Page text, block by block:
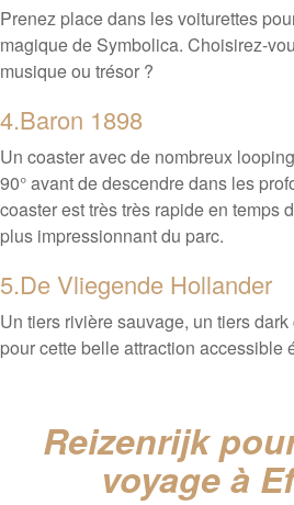
Prenez place dans les voiturettes
magique de Symbolica. Choisirez-
musique ou trésor ?
4.Baron 1898
Un coaster avec de nombreux
90° avant de descendre dans les
coaster est très très rapide en temps
plus impressionnant du parc.
5.De Vliegende Hollander
Un tiers rivière sauvage, un tiers
pour cette belle attraction accessible
Reizenrijk
voyage à